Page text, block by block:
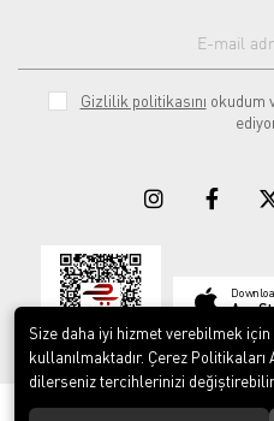
Gizlilik politikasını okudum
App
© 2023ERY İş Güvenliği
Size daha iyi hizmet verebilmek
kullanılmaktadır. Çerez Politikaları
dilerseniz tercihlerinizi